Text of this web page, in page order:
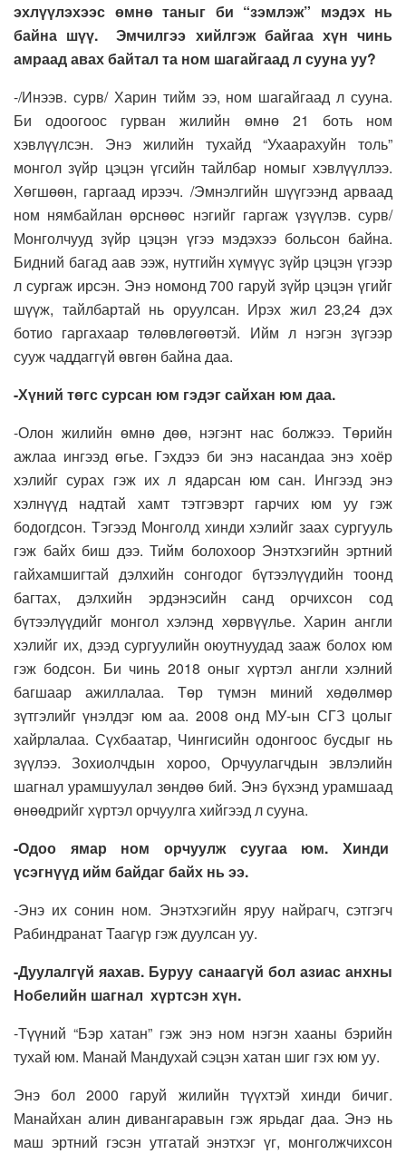
эхлүүлэхээс өмнө таныг би “зэмлэж” мэдэх нь
байна шүү. Эмчилгээ хийлгэж байгаа хүн чинь
амраад авах байтал та ном шагайгаад л сууна уу?
-/Инээв. сурв/ Харин тийм ээ, ном шагайгаад л сууна.
Би одоогоос гурван жилийн өмнө 21 боть ном
хэвлүүлсэн. Энэ жилийн тухайд “Ухаарахуйн толь”
монгол зүйр цэцэн үгсийн тайлбар номыг хэвлүүллээ.
Хөгшөөн, гаргаад ирээч. /Эмнэлгийн шүүгээнд арваад
ном нямбайлан өрснөөс нэгийг гаргаж үзүүлэв. сурв/
Монголчууд зүйр цэцэн үгээ мэдэхээ больсон байна.
Бидний багад аав ээж, нутгийн хүмүүс зүйр цэцэн үгээр
л сургаж ирсэн. Энэ номонд 700 гаруй зүйр цэцэн үгийг
шүүж, тайлбартай нь оруулсан. Ирэх жил 23,24 дэх
ботио гаргахаар төлөвлөгөөтэй. Ийм л нэгэн зүгээр
сууж чаддаггүй өвгөн байна даа.
-Хүний төгс сурсан юм гэдэг сайхан юм даа.
-Олон жилийн өмнө дөө, нэгэнт нас болжээ. Төрийн
ажлаа ингээд өгье. Гэхдээ би энэ насандаа энэ хоёр
хэлийг сурах гэж их л ядарсан юм сан. Ингээд энэ
хэлнүүд надтай хамт тэтгэвэрт гарчих юм уу гэж
бодогдсон. Тэгээд Монголд хинди хэлийг заах сургууль
гэж байх биш дээ. Тийм болохоор Энэтхэгийн эртний
гайхамшигтай дэлхийн сонгодог бүтээлүүдийн тоонд
багтах, дэлхийн эрдэнэсийн санд орчихсон сод
бүтээлүүдийг монгол хэлэнд хөрвүүлье. Харин англи
хэлийг их, дээд сургуулийн оюутнуудад зааж болох юм
гэж бодсон. Би чинь 2018 оныг хүртэл англи хэлний
багшаар ажиллалаа. Төр түмэн миний хөдөлмөр
зүтгэлийг үнэлдэг юм аа. 2008 онд МУ-ын СГЗ цолыг
хайрлалаа. Сүхбаатар, Чингисийн одонгоос бусдыг нь
зүүлээ. Зохиолчдын хороо, Орчуулагчдын эвлэлийн
шагнал урамшуулал зөндөө бий. Энэ бүхэнд урамшаад
өнөөдрийг хүртэл орчуулга хийгээд л сууна.
-Одоо ямар ном орчуулж суугаа юм. Хинди
үсэгнүүд ийм байдаг байх нь ээ.
-Энэ их сонин ном. Энэтхэгийн яруу найрагч, сэтгэгч
Рабиндранат Таагүр гэж дуулсан уу.
-Дуулалгүй яахав. Буруу санаагүй бол азиас анхны
Нобелийн шагнал хүртсэн хүн.
-Түүний “Бэр хатан” гэж энэ ном нэгэн хааны бэрийн
тухай юм. Манай Мандухай сэцэн хатан шиг гэх юм уу.
Энэ бол 2000 гаруй жилийн түүхтэй хинди бичиг.
Манайхан алин дивангаравын гэж ярьдаг даа. Энэ нь
маш эртний гэсэн утгатай энэтхэг үг, монголжчихсон